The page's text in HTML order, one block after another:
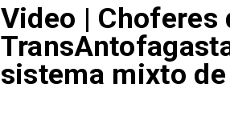
Video | Choferes
sistema mixto